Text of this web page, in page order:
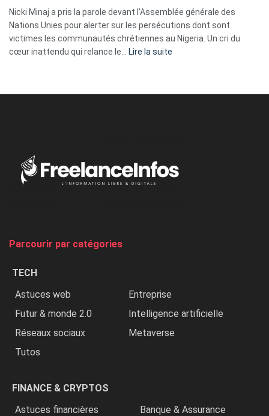
ses
tripes »
Nicki Minaj a pris la parole devant l’Assemblée générale des
Nations Unies pour alerter sur les persécutions dont sont
victimes les communautés chrétiennes au Nigeria. Un cri du
cœur inattendu qui relance le… Lire la suite
Nigeria,
Parcourir par catégories
TECH
Astuces web
Entreprise
Futur & monde 2.0
Intelligence artificielle
Réseaux sociaux
Metaverse
Tutos
FINANCE & CRYPTOS
Astuces financières
Banque & Assurance